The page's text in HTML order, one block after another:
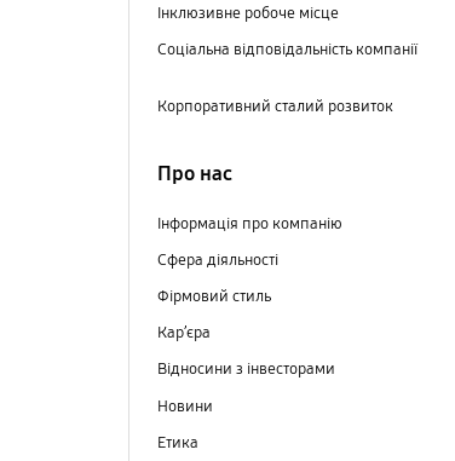
Інклюзивне робоче місце
Соціальна відповідальність компанії
Корпоративний сталий розвиток
Про нас
Інформація про компанію
Сфера діяльності
Фірмовий стиль
Кар’єра
Відносини з інвесторами
Новини
Етика